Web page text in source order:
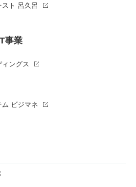
ト 呂久呂
事業
ングス
ビジマネ